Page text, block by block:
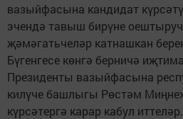
вазыйфасына кандидат
эчендә тавыш бирүне
җәмәгатьчеләр катнашкан
Бүгенгесе көнгә берничә
Президенты вазыйфасына
килүче башлыгы Рөстәм
күрсәтергә карар кабул